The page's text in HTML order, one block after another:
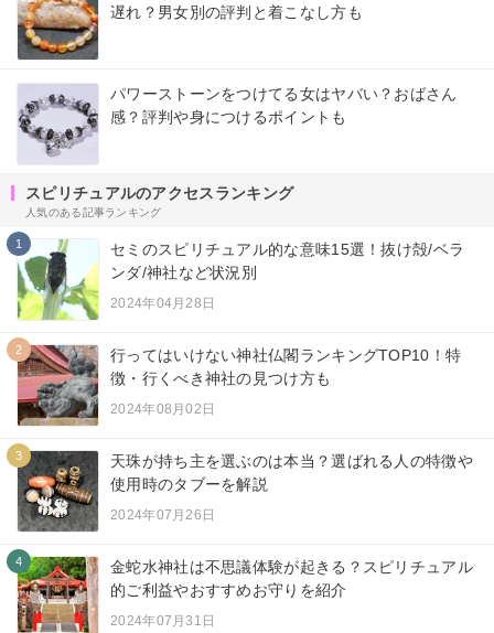
遅れ？男女別の評判と着こなし方も
パワーストーンをつけてる女はヤバい？おばさん
感？評判や身につけるポイントも
スピリチュアルのアクセスランキング
人気のある記事ランキング
1
セミのスピリチュアル的な意味15選！抜け殻/ベラ
ンダ/神社など状況別
2024年04月28日
2
行ってはいけない神社仏閣ランキングTOP10！特
徴・行くべき神社の見つけ方も
2024年08月02日
3
天珠が持ち主を選ぶのは本当？選ばれる人の特徴や
使用時のタブーを解説
2024年07月26日
4
金蛇水神社は不思議体験が起きる？スピリチュアル
的ご利益やおすすめお守りを紹介
2024年07月31日